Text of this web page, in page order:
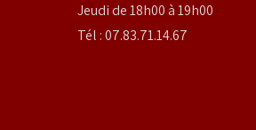
Jeudi de 18h00 à 19h00
Tél : 07.83.71.14.67